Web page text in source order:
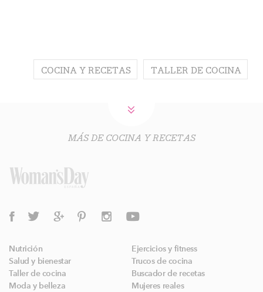
COCINA Y RECETAS TALLER DE COCINA
MÁS DE COCINA Y RECETAS
Nutrición
Ejercicios y fitness
Salud y bienestar
Trucos de cocina
Taller de cocina
Buscador de recetas
Moda y belleza
Mujeres reales